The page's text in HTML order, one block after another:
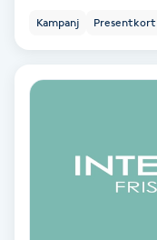
Spraytan
Stylist
Svensk massage
Kampanj Presentkort